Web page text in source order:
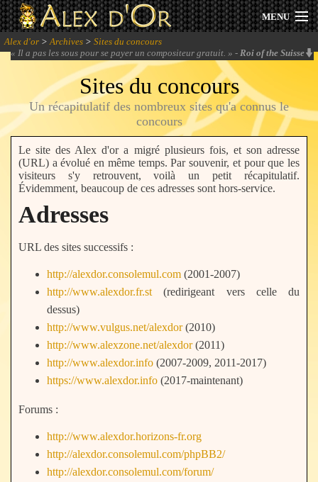
MENU
Actualités
Session 2026
Archives
Forum
Communauté
Se connecter
S'inscrire
Alex d'or >Archives > Sites du concours
« Il a pas les sous pour se payer un compositeur gratuit. » - Roi of the Suisse
Sites du concours
Un récapitulatif des nombreux sites qu'a connus le
concours
Le site des Alex d'or a migré plusieurs fois, et son adresse
(URL) a évolué en même temps. Par souvenir, et pour que les
visiteurs s'y retrouvent, voilà un petit récapitulatif.
Évidemment, beaucoup de ces adresses sont hors-service.
Adresses
URL des sites successifs :
http://alexdor.consolemul.com (2001-2007)
http://www.alexdor.fr.st (redirigeant vers celle du
dessus)
http://www.vulgus.net/alexdor(2010)
http://www.alexzone.net/alexdor(2011)
http://www.alexdor.info (2007-2009, 2011-2017)
https://www.alexdor.info (2017-maintenant)
Forums :
http://www.alexdor.horizons-fr.org
http://alexdor.consolemul.com/phpBB2/
http://alexdor.consolemul.com/forum/